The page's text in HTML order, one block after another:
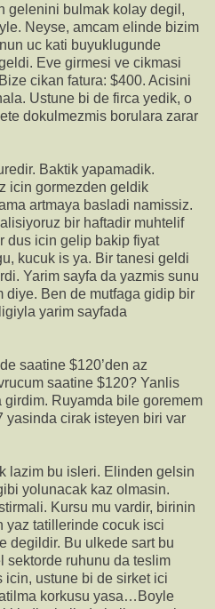
gelenini bulmak kolay degil,
Neyse, amcam elinde bizim
uc kati buyuklugunde
Eve girmesi ve cikmasi
cikan fatura: $400. Acisini
Ustune bi de firca yedik, o
dokulmezmis borulara zarar
Baktik yapamadik.
icin gormezden geldik
artmaya basladi namissiz.
bir haftadir muhtelif
dus icin gelip bakip fiyat
kucuk is ya. Bir tanesi geldi
Yarim sayfa da yazmis sunu
diye. Ben de mutfaga gidip bir
yarim sayfada
saatine $120’den az
saatine $120? Yanlis
Ruyamda bile goremem
yasinda cirak isteyen biri var
lazim bu isleri. Elinden gelsin
yolunacak kaz olmasin.
Kursu mu vardir, birinin
yaz tatillerinde cocuk isci
degildir. Bu ulkede sart bu
sektorde ruhunu da teslim
icin, ustune bi de sirket ici
korkusu yasa…Boyle